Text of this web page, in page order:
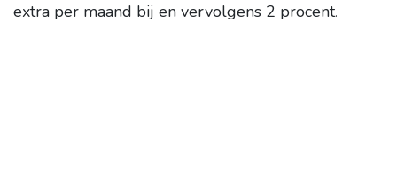
extra per maand bij en vervolgens 2 procent.